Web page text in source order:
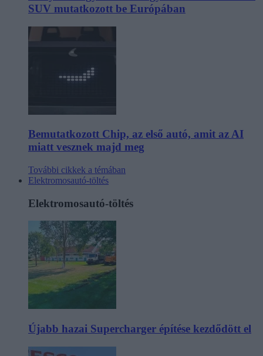
SUV mutatkozott be Európában
Bemutatkozott Chip, az első autó, amit az AI
miatt vesznek majd meg
További cikkek a témában
Elektromosautó-töltés
Elektromosautó-töltés
Újabb hazai Supercharger építése kezdődött el